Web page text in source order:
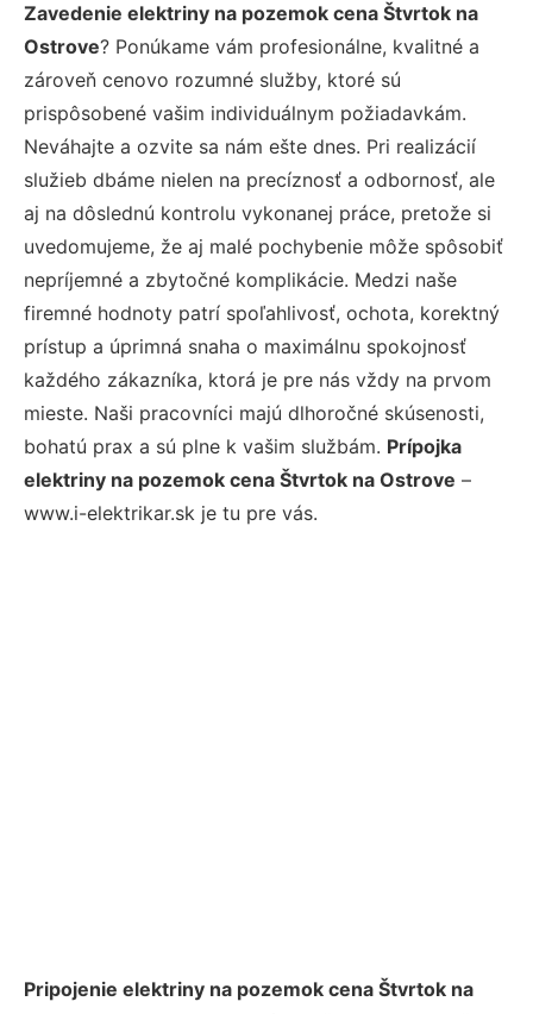
Zavedenie elektriny na pozemok cena Štvrtok na
Ostrove? Ponúkame vám profesionálne, kvalitné a
zároveň cenovo rozumné služby, ktoré sú
prispôsobené vašim individuálnym požiadavkám.
Neváhajte a ozvite sa nám ešte dnes. Pri realizácií
služieb dbáme nielen na precíznosť a odbornosť, ale
aj na dôslednú kontrolu vykonanej práce, pretože si
uvedomujeme, že aj malé pochybenie môže spôsobiť
nepríjemné a zbytočné komplikácie. Medzi naše
firemné hodnoty patrí spoľahlivosť, ochota, korektný
prístup a úprimná snaha o maximálnu spokojnosť
každého zákazníka, ktorá je pre nás vždy na prvom
mieste. Naši pracovníci majú dlhoročné skúsenosti,
bohatú prax a sú plne k vašim službám. Prípojka
elektriny na pozemok cena Štvrtok na Ostrove –
www.i-elektrikar.sk je tu pre vás.
Pripojenie elektriny na pozemok cena Štvrtok na